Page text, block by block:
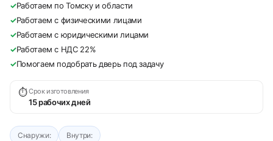
✓Работаем по Томску и области
✓Работаем с физическими лицами
✓Работаем с юридическими лицами
✓Работаем с НДС 22%
✓Помогаем подобрать дверь под задачу
⏱ Срок изготовления
15 рабочих дней
Снаружи: Внутри: